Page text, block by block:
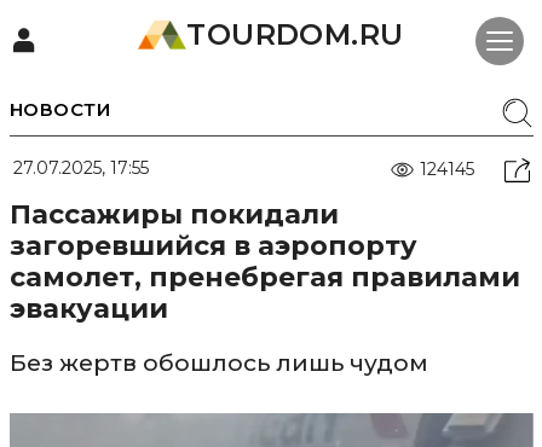
TOURDOM.RU
НОВОСТИ
27.07.2025, 17:55 124145
Пассажиры покидали
загоревшийся в аэропорту
самолет, пренебрегая правилами
эвакуации
Без жертв обошлось лишь чудом